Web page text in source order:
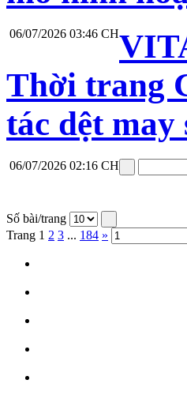
06/07/2026 03:46 CH
Thời trang
tác dệt may
06/07/2026 02:16 CH
Số bài/trang
Trang 1 2 3 ... 184 »